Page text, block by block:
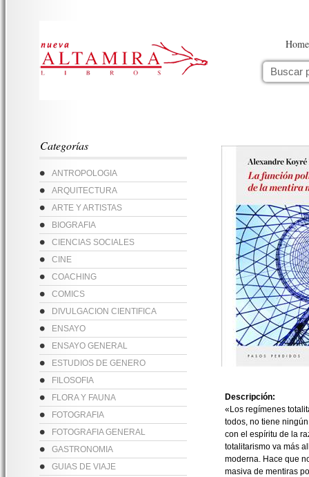
Home
Categorías
ANTROPOLOGIA
ARQUITECTURA
ARTE Y ARTISTAS
BIOGRAFIA
CIENCIAS SOCIALES
CINE
COACHING
COMICS
DIVULGACION CIENTIFICA
ENSAYO
ENSAYO GENERAL
ESTUDIOS DE GENERO
FILOSOFIA
FLORA Y FAUNA
FOTOGRAFIA
FOTOGRAFIA GENERAL
GASTRONOMIA
GUIAS DE VIAJE
Descripción:
«Los regímenes
todos, no tiene
con el espíritu de la
totalitarismo va más
moderna. Hace que
masiva de mentiras